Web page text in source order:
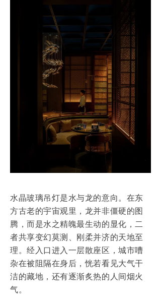
水晶玻璃吊灯是水与龙的意向。在东
方古老的宇宙观里，龙并非僵硬的图
腾，而是水之精魄最生动的显化，二
者共享变幻莫测、刚柔并济的天地至
理。经入口进入一层散座区，城市嘈
杂在被阻隔在身后，恍若看见大气干
洁的藏地，还有逐渐炙热的人间烟火
气。